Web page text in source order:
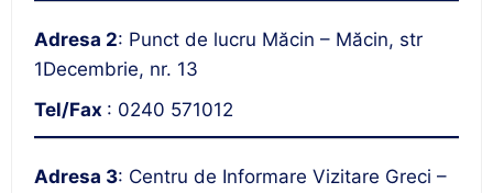
Adresa 2: Punct de lucru Măcin – Măcin, str
1Decembrie, nr. 13
Tel/Fax : 0240 571012
Adresa 3: Centru de Informare Vizitare Greci –